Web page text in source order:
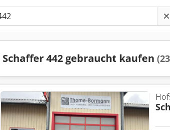
Schaffer 442 gebraucht kaufen